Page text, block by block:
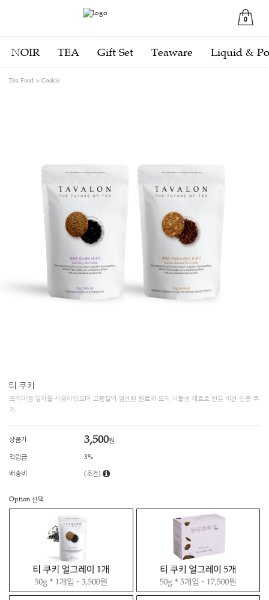
0
NOIR TEA Gift Set Teaware Liquid &
Tea Food Cookie
티 쿠키
프리미엄 잎차를 사용하였으며 고품질의 엄선된 원료와 오직 식물성 재료로 만든 비건 인증 쿠
키
상품가 3,500원
적립금 3%
배송비 (조건)
Option 선택